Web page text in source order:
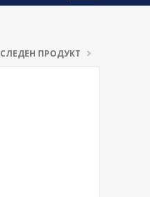
СЛЕДЕН ПРОДУКТ